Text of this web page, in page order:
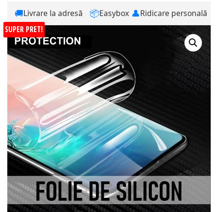
🚚Livrare la adresă 📦Easybox 👤Ridicare personală
SUPER PRET!